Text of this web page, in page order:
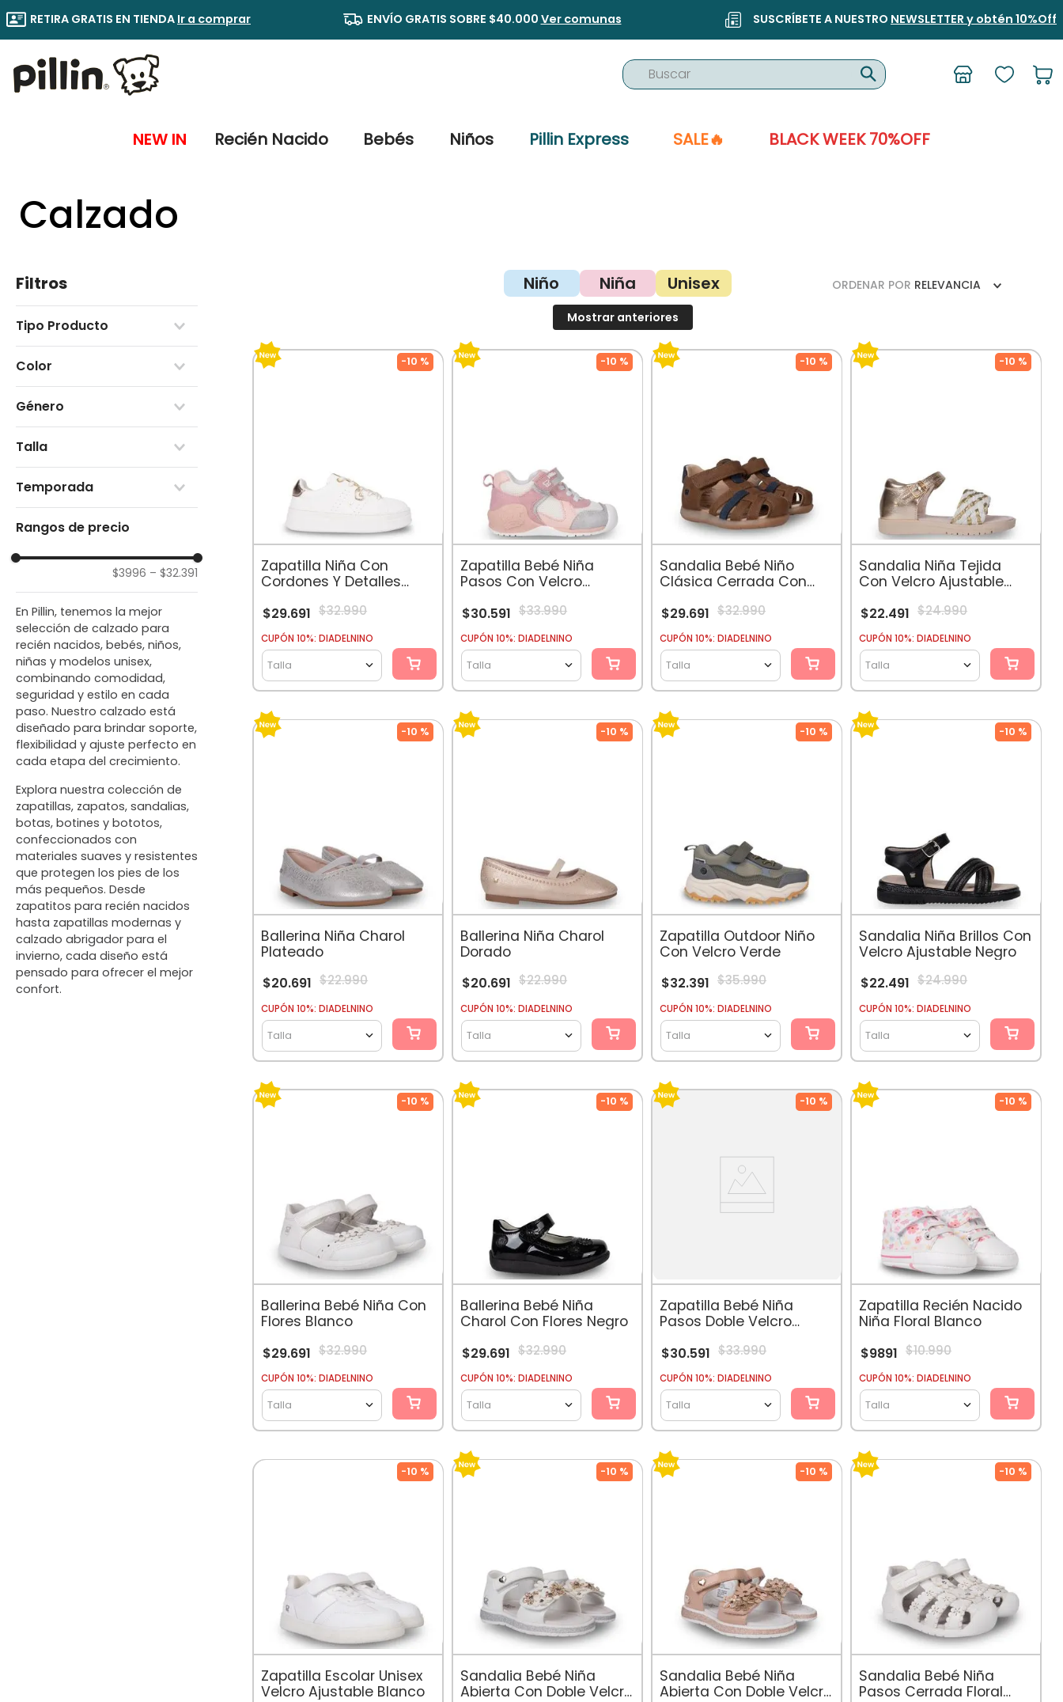
RETIRA GRATIS EN TIENDA Ir a comprar ENVÍO GRATIS SOBRE $40.000 Ver comunas SUSCRÍBETE A NUESTRO NEWSLETTER y obtén 10%Off
Buscar
NEW IN Recién Nacido Bebés Niños Pillin Express SALE🔥 BLACK WEEK 70%OFF
Calzado
Filtros
Tipo Producto
Bota
Bota agua
Botin
Cover Shoes
Pantufla
Sandalias
Zapatillas
Color
Naranjo
Amarillo
Azul
Rosado
Negro
Blanco
Género
Niña
Unisex
Talla
6M
18
19
21
23
24
25
Temporada
Primavera-Verano
Rangos de precio
$3996 – $32.391
En Pillin, tenemos la mejor
selección de calzado para
recién nacidos, bebés, niños,
niñas y modelos unisex,
combinando comodidad,
seguridad y estilo en cada
paso. Nuestro calzado está
diseñado para brindar soporte,
flexibilidad y ajuste perfecto en
cada etapa del crecimiento.
Explora nuestra colección de
zapatillas, zapatos, sandalias,
botas, botines y bototos,
confeccionados con
materiales suaves y resistentes
que protegen los pies de los
más pequeños. Desde
zapatitos para recién nacidos
hasta zapatillas modernas y
calzado abrigador para el
invierno, cada diseño está
pensado para ofrecer el mejor
confort.
Niño Niña Unisex ORDENAR POR RELEVANCIA
Mostrar anteriores
Zapatilla Niña Con
Cordones Y Detalles
-10 %
$29.691 $32.990
CUPÓN 10%: DIADELNINO
Talla
Zapatilla Bebé Niña
Pasos Con Velcro
-10 %
$30.591 $33.990
CUPÓN 10%: DIADELNINO
Talla
Sandalia Bebé Niño
Clásica Cerrada Con
-10 %
$29.691 $32.990
CUPÓN 10%: DIADELNINO
Talla
Sandalia Niña Tejida
Con Velcro Ajustable
-10 %
$22.491 $24.990
CUPÓN 10%: DIADELNINO
Talla
Ballerina Niña Charol
Plateado
-10 %
$20.691 $22.990
CUPÓN 10%: DIADELNINO
Talla
Ballerina Niña Charol
Dorado
-10 %
$20.691 $22.990
CUPÓN 10%: DIADELNINO
Talla
Zapatilla Outdoor Niño
Con Velcro Verde
-10 %
$32.391 $35.990
CUPÓN 10%: DIADELNINO
Talla
Sandalia Niña Brillos Con
Velcro Ajustable Negro
-10 %
$22.491 $24.990
CUPÓN 10%: DIADELNINO
Talla
Ballerina Bebé Niña Con
Flores Blanco
-10 %
$29.691 $32.990
CUPÓN 10%: DIADELNINO
Talla
Ballerina Bebé Niña
Charol Con Flores Negro
-10 %
$29.691 $32.990
CUPÓN 10%: DIADELNINO
Talla
Zapatilla Bebé Niña
Pasos Doble Velcro
-10 %
$30.591 $33.990
CUPÓN 10%: DIADELNINO
Talla
Zapatilla Recién Nacido
Niña Floral Blanco
-10 %
$9891 $10.990
CUPÓN 10%: DIADELNINO
Talla
Zapatilla Escolar Unisex
Velcro Ajustable Blanco
-10 %
Sandalia Bebé Niña
Abierta Con Doble Velcro
-10 %
Sandalia Bebé Niña
Abierta Con Doble Velcro
-10 %
Sandalia Bebé Niña
Pasos Cerrada Floral
-10 %
1
buzo
9.
panty